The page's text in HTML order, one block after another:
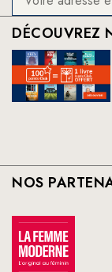
DÉCOUVREZ
NOS